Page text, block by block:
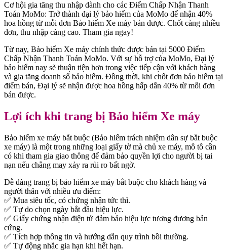
Cơ hội gia tăng thu nhập dành cho các Điểm Chấp Nhận Thanh
Toán MoMo: Trở thành đại lý bảo hiểm của MoMo để nhận 40%
hoa hồng từ mỗi đơn Bảo hiểm Xe máy bán được. Chốt càng nhiều
đơn, thu nhập càng cao. Tham gia ngay!
Từ nay, Bảo hiểm Xe máy chính thức được bán tại 5000 Điểm
Chấp Nhận Thanh Toán MoMo. Với sự hỗ trợ của MoMo, Đại lý
bảo hiểm nay sẽ thuận tiện hơn trong việc tiếp cận với khách hàng
và gia tăng doanh số bảo hiểm. Đồng thời, khi chốt đơn bảo hiểm tại
điểm bán, Đại lý sẽ nhận được hoa hồng hấp dẫn 40% từ mỗi đơn
bán được.
Lợi ích khi trang bị Bảo hiểm Xe máy
Bảo hiểm xe máy bắt buộc (Bảo hiểm trách nhiệm dân sự bắt buộc
xe máy) là một trong những loại giấy tờ mà chủ xe máy, mô tô cần
có khi tham gia giao thông để đảm bảo quyền lợi cho người bị tai
nạn nếu chẳng may xảy ra rủi ro bất ngờ.
Dễ dàng trang bị bảo hiểm xe máy bắt buộc cho khách hàng và
người thân với nhiều ưu điểm:
✅ Mua siêu tốc, có chứng nhận tức thì.
✅ Tự do chọn ngày bắt đầu hiệu lực.
✅ Giấy chứng nhận điện tử đảm bảo hiệu lực tương đương bản
cứng.
✅ Tích hợp thông tin và hướng dẫn quy trình bồi thường.
✅ Tự động nhắc gia hạn khi hết hạn.